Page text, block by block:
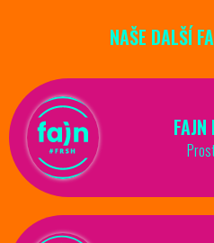
NAŠE DALŠÍ
FAJN